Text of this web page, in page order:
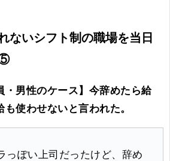
ないシフト制の職場を当日
⑤
・男性のケース】今辞めたら給
使わせないと言われた。
っぽい上司だったけど、辞め